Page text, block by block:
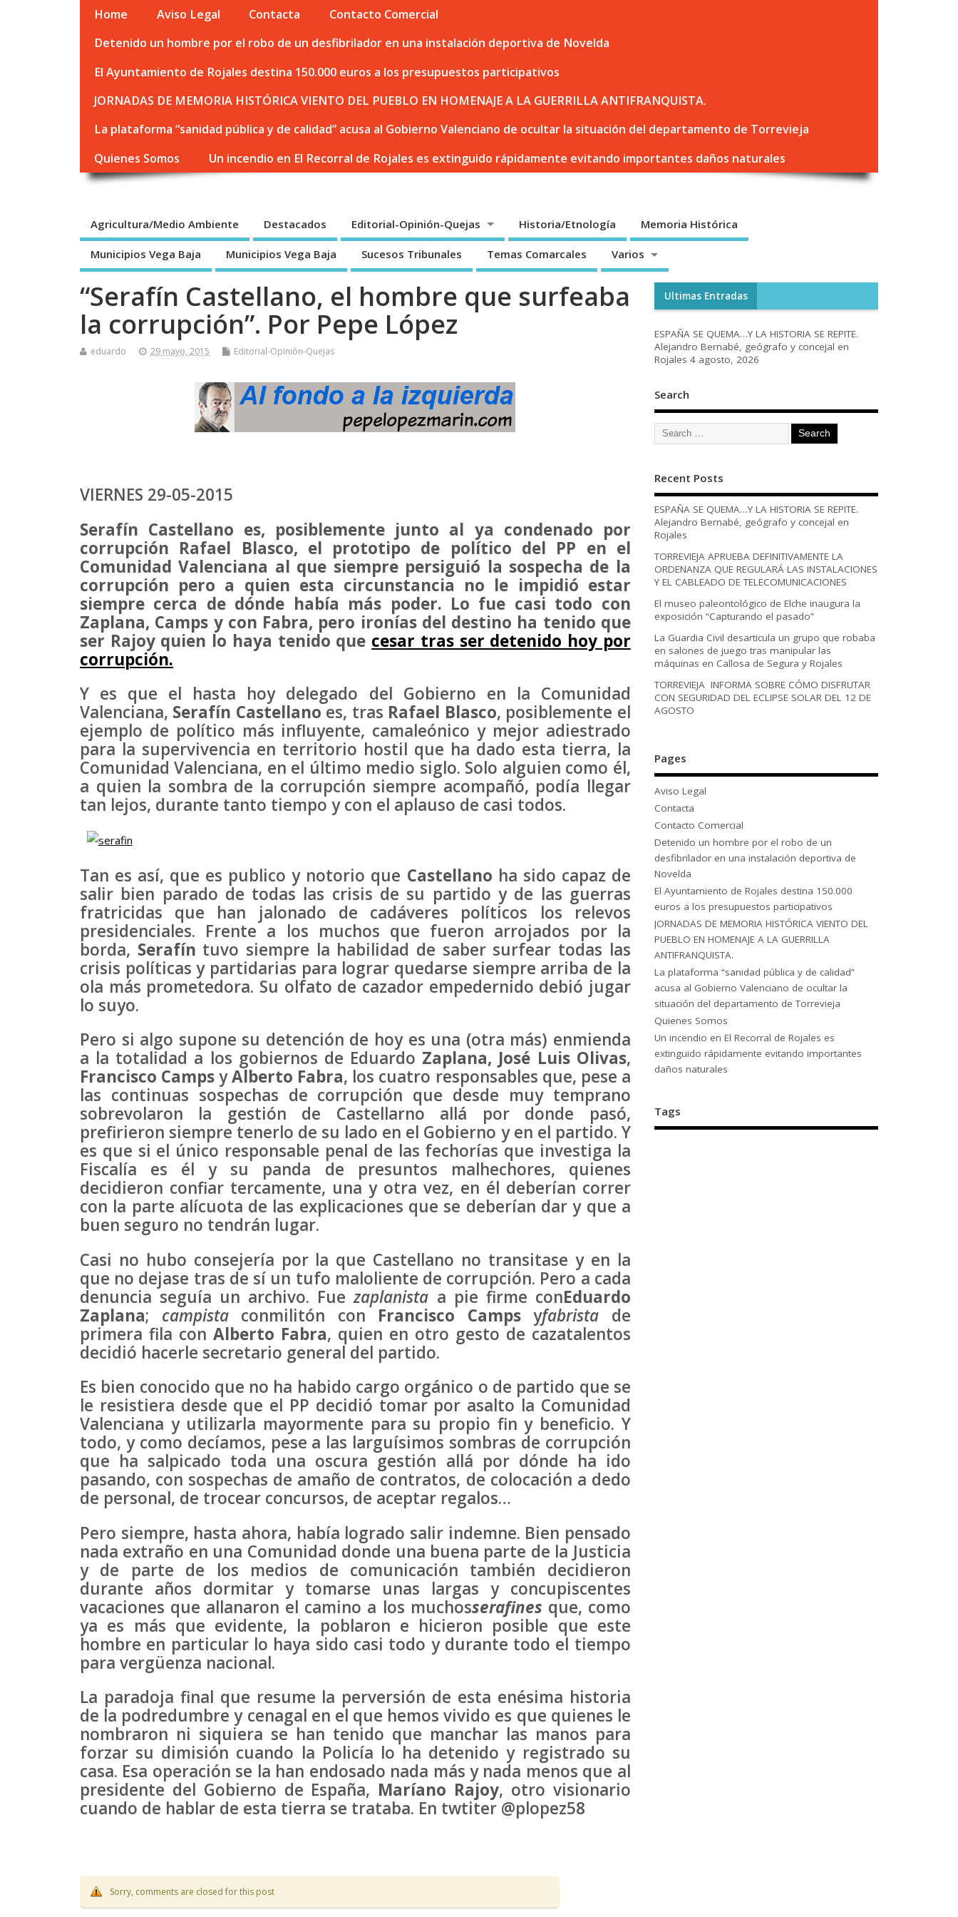
Home Aviso Legal Contacta
Contacto Comercial
Detenido un hombre por el robo de un desfibrilador en una instalación deportiva de Novelda
El Ayuntamiento de Rojales destina 150.000 euros a los presupuestos participativos
JORNADAS DE MEMORIA HISTÓRICA VIENTO DEL PUEBLO EN HOMENAJE A LA GUERRILLA ANTIFRANQUISTA.
La plataforma “sanidad pública y de calidad” acusa al Gobierno Valenciano de ocultar la situación del departamento de Torrevieja
Quienes Somos
Un incendio en El Recorral de Rojales es extinguido rápidamente evitando importantes daños naturales
Agricultura/Medio Ambiente Destacados Editorial-Opinión-Quejas Historia/Etnología Memoria Histórica
Municipios Vega Baja Municipios Vega Baja Sucesos Tribunales Temas Comarcales Varios
“Serafín Castellano, el hombre que surfeaba
la corrupción”. Por Pepe López
eduardo 29 mayo, 2015 Editorial-Opinión-Quejas
VIERNES 29-05-2015
Serafín Castellano es, posiblemente junto al ya condenado por
corrupción Rafael Blasco, el prototipo de político del PP en el
Comunidad Valenciana al que siempre persiguió la sospecha de la
corrupción pero a quien esta circunstancia no le impidió estar
siempre cerca de dónde había más poder. Lo fue casi todo con
Zaplana, Camps y con Fabra, pero ironías del destino ha tenido que
ser Rajoy quien lo haya tenido que cesar tras ser detenido hoy por
corrupción.
Y es que el hasta hoy delegado del Gobierno en la Comunidad
Valenciana, Serafín Castellano es, tras Rafael Blasco, posiblemente el
ejemplo de político más influyente, camaleónico y mejor adiestrado
para la supervivencia en territorio hostil que ha dado esta tierra, la
Comunidad Valenciana, en el último medio siglo. Solo alguien como él,
a quien la sombra de la corrupción siempre acompañó, podía llegar
tan lejos, durante tanto tiempo y con el aplauso de casi todos.
Tan es así, que es publico y notorio que Castellano ha sido capaz de
salir bien parado de todas las crisis de su partido y de las guerras
fratricidas que han jalonado de cadáveres políticos los relevos
presidenciales. Frente a los muchos que fueron arrojados por la
borda, Serafín tuvo siempre la habilidad de saber surfear todas las
crisis políticas y partidarias para lograr quedarse siempre arriba de la
ola más prometedora. Su olfato de cazador empedernido debió jugar
lo suyo.
Pero si algo supone su detención de hoy es una (otra más) enmienda
a la totalidad a los gobiernos de Eduardo Zaplana, José Luis Olivas,
Francisco CampsyAlberto Fabra, los cuatro responsables que, pese a
las continuas sospechas de corrupción que desde muy temprano
sobrevolaron la gestión de Castellarno allá por donde pasó,
prefirieron siempre tenerlo de su lado en el Gobierno y en el partido. Y
es que si el único responsable penal de las fechorías que investiga la
Fiscalía es él y su panda de presuntos malhechores, quienes
decidieron confiar tercamente, una y otra vez, en él deberían correr
con la parte alícuota de las explicaciones que se deberían dar y que a
buen seguro no tendrán lugar.
Casi no hubo consejería por la que Castellano no transitase y en la
que no dejase tras de sí un tufo maloliente de corrupción. Pero a cada
denuncia seguía un archivo. Fuezaplanista a pie firme conEduardo
Zaplana; campistaconmilitón con Francisco Campsyfabrista de
primera fila con Alberto Fabra, quien en otro gesto de cazatalentos
decidió hacerle secretario general del partido.
Es bien conocido que no ha habido cargo orgánico o de partido que se
le resistiera desde que el PP decidió tomar por asalto la Comunidad
Valenciana y utilizarla mayormente para su propio fin y beneficio. Y
todo, y como decíamos, pese a las larguísimos sombras de corrupción
que ha salpicado toda una oscura gestión allá por dónde ha ido
pasando, con sospechas de amaño de contratos, de colocación a dedo
de personal, de trocear concursos, de aceptar regalos…
Pero siempre, hasta ahora, había logrado salir indemne. Bien pensado
nada extraño en una Comunidad donde una buena parte de la Justicia
y de parte de los medios de comunicación también decidieron
durante años dormitar y tomarse unas largas y concupiscentes
vacaciones que allanaron el camino a los muchosserafines que, como
ya es más que evidente, la poblaron e hicieron posible que este
hombre en particular lo haya sido casi todo y durante todo el tiempo
para vergüenza nacional.
La paradoja final que resume la perversión de esta enésima historia
de la podredumbre y cenagal en el que hemos vivido es que quienes le
nombraron ni siquiera se han tenido que manchar las manos para
forzar su dimisión cuando la Policía lo ha detenido y registrado su
casa. Esa operación se la han endosado nada más y nada menos que al
presidente del Gobierno de España, Maríano Rajoy, otro visionario
cuando de hablar de esta tierra se trataba. En twtiter @plopez58
Sorry, comments are closed for this post
Ultimas Entradas
ESPAÑA SE QUEMA…Y LA HISTORIA SE REPITE.
Alejandro Bernabé, geógrafo y concejal en
Rojales 4 agosto, 2026
Search
Recent Posts
ESPAÑA SE QUEMA…Y LA HISTORIA SE REPITE.
Alejandro Bernabé, geógrafo y concejal en
Rojales
TORREVIEJA APRUEBA DEFINITIVAMENTE LA
ORDENANZA QUE REGULARÁ LAS INSTALACIONES
Y EL CABLEADO DE TELECOMUNICACIONES
El museo paleontológico de Elche inaugura la
exposición “Capturando el pasado”
La Guardia Civil desarticula un grupo que robaba
en salones de juego tras manipular las
máquinas en Callosa de Segura y Rojales
TORREVIEJA INFORMA SOBRE CÓMO DISFRUTAR
CON SEGURIDAD DEL ECLIPSE SOLAR DEL 12 DE
AGOSTO
Pages
Aviso Legal
Contacta
Contacto Comercial
Detenido un hombre por el robo de un
desfibrilador en una instalación deportiva de
Novelda
El Ayuntamiento de Rojales destina 150.000
euros a los presupuestos participativos
JORNADAS DE MEMORIA HISTÓRICA VIENTO DEL
PUEBLO EN HOMENAJE A LA GUERRILLA
ANTIFRANQUISTA.
La plataforma “sanidad pública y de calidad”
acusa al Gobierno Valenciano de ocultar la
situación del departamento de Torrevieja
Quienes Somos
Un incendio en El Recorral de Rojales es
extinguido rápidamente evitando importantes
daños naturales
Tags